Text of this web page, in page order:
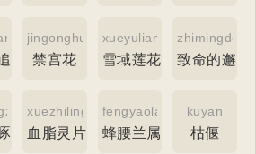
jingonghua
禁宫花
xueyulianhua
雪域莲花 致命的邂逅
木鸟
xuezhilingpian
血脂灵片
fengyaolanshu
蜂腰兰属
kuyan
枯偃